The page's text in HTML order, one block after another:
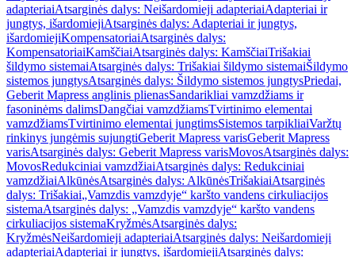
adapteriaiAtsarginės dalys: Neišardomieji adapteriaiAdapteriai ir
jungtys, išardomiejiAtsarginės dalys: Adapteriai ir jungtys,
išardomiejiKompensatoriaiAtsarginės dalys:
KompensatoriaiKamščiaiAtsarginės dalys: KamščiaiTrišakiai
šildymo sistemaiAtsarginės dalys: Trišakiai šildymo sistemaiŠildymo
sistemos jungtysAtsarginės dalys: Šildymo sistemos jungtysPriedai,
Geberit Mapress anglinis plienasSandarikliai vamzdžiams ir
fasoninėms dalimsDangčiai vamzdžiamsTvirtinimo elementai
vamzdžiamsTvirtinimo elementai jungtimsSistemos tarpikliaiVaržtų
rinkinys jungėmis sujungtiGeberit Mapress varisGeberit Mapress
varisAtsarginės dalys: Geberit Mapress varisMovosAtsarginės dalys:
MovosRedukciniai vamzdžiaiAtsarginės dalys: Redukciniai
vamzdžiaiAlkūnėsAtsarginės dalys: AlkūnėsTrišakiaiAtsarginės
dalys: Trišakiai„Vamzdis vamzdyje“ karšto vandens cirkuliacijos
sistemaAtsarginės dalys: „Vamzdis vamzdyje“ karšto vandens
cirkuliacijos sistemaKryžmėsAtsarginės dalys:
KryžmėsNeišardomieji adapteriaiAtsarginės dalys: Neišardomieji
adapteriaiAdapteriai ir jungtys, išardomiejiAtsarginės dalys: